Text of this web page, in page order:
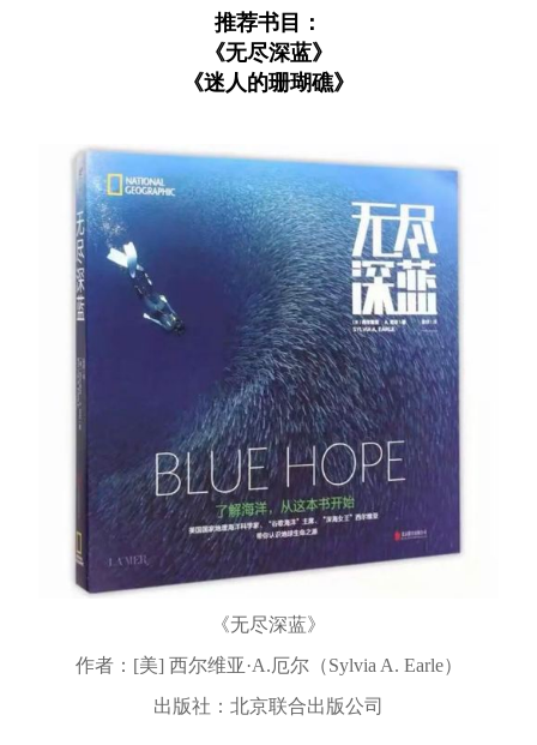
推荐书目：
《无尽深蓝》
《迷人的珊瑚礁》
《无尽深蓝》
作者：[美] 西尔维亚·A.厄尔（Sylvia A. Earle）
出版社：北京联合出版公司